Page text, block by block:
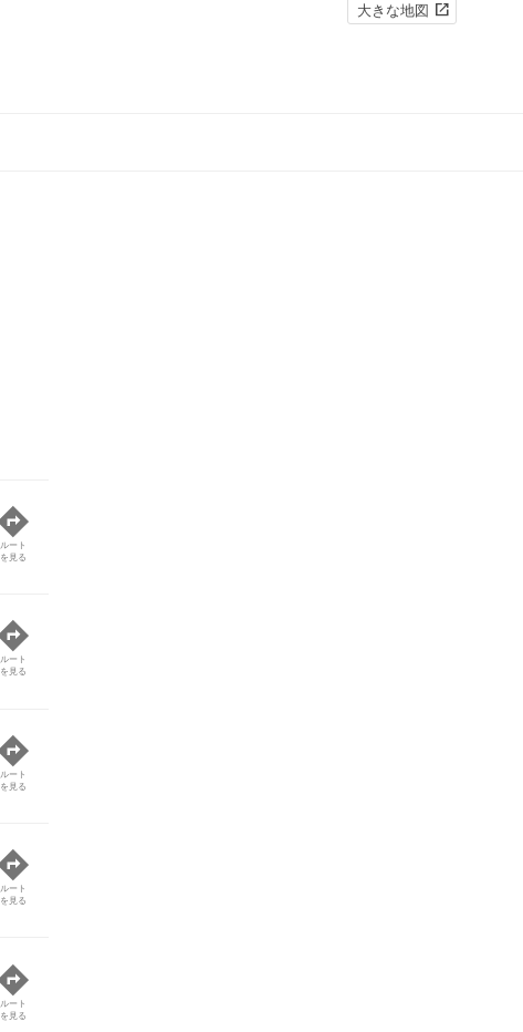
大きな地図
ルート
を見る
ルート
を見る
ルート
を見る
ルート
を見る
ルート
を見る